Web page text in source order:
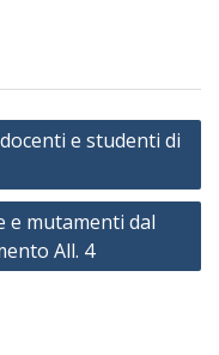
e studenti di
e mutamenti dal
All. 4